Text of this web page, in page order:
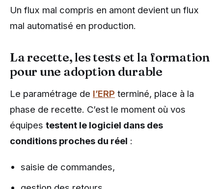
Un flux mal compris en amont devient un flux
mal automatisé en production.
La recette, les tests et la formation
pour une adoption durable
Le paramétrage de l’ERP terminé, place à la
phase de recette. C’est le moment où vos
équipes testent le logiciel dans des
conditions proches du réel :
saisie de commandes,